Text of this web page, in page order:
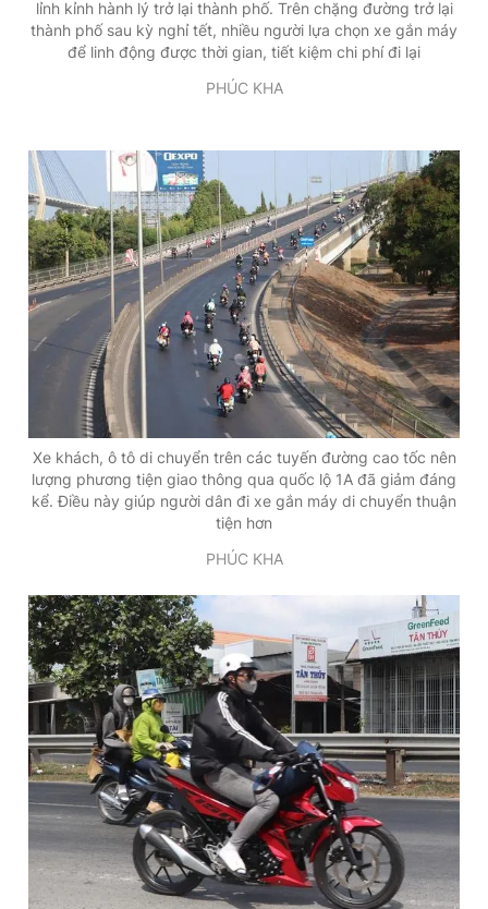
Đặt báo Quảng cáo RSS Tòa soạn Chính sách bảo
Tổng biên tập: Nguyễn Ngọc Toàn
Phó tổng biên tập thường trực: Hải Thành
Phó tổng biên tập: Lâm Hiếu Dũng
Giấy phép xuất bản số 110/GP - BTTTT cấp ngày 24.3.2020
© 2003-2026 Bản quyền thuộc về Báo Thanh Niên. Cấm sao
chép dưới mọi hình thức nếu không có sự chấp thuận bằng văn
bản. Phát triển bởi ePi Technologies, JSC.
lỉnh kỉnh hành lý trở lại thành phố. Trên chặng đường trở lại
thành phố sau kỳ nghỉ tết, nhiều người lựa chọn xe gắn máy
để linh động được thời gian, tiết kiệm chi phí đi lại
PHÚC KHA
Xe khách, ô tô di chuyển trên các tuyến đường cao tốc nên
lượng phương tiện giao thông qua quốc lộ 1A đã giảm đáng
kể. Điều này giúp người dân đi xe gắn máy di chuyển thuận
tiện hơn
PHÚC KHA